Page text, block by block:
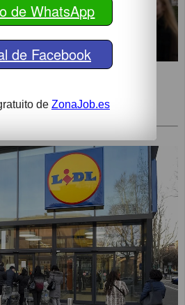
de WhatsApp
de Facebook
de ZonaJob.es
Últimas vacantes,
la entrevista